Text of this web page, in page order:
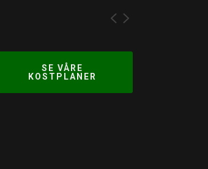
SE VÅRE
KOSTPLANER